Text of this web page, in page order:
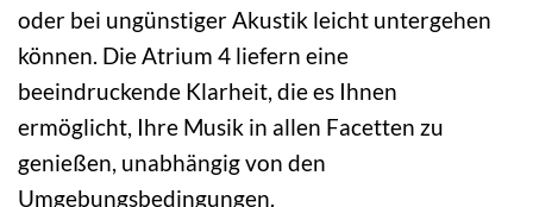
oder bei ungünstiger Akustik leicht untergehen
können. Die Atrium 4 liefern eine
beeindruckende Klarheit, die es Ihnen
ermöglicht, Ihre Musik in allen Facetten zu
genießen, unabhängig von den
Umgebungsbedingungen.